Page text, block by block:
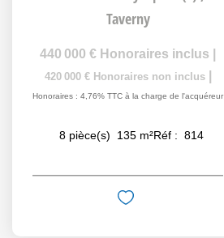
Bessancourt
795 000 € Honoraires inclus
770 000 € Honoraires non inclus
Honoraires : 3,25% TTC à la charge de l'acquéreur
10pièce(s) 328m²Réf : 886